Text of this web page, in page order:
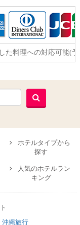
た料理への対応可能(
ホテルタイプから
探す
人気のホテルラン
キング
沖縄旅行